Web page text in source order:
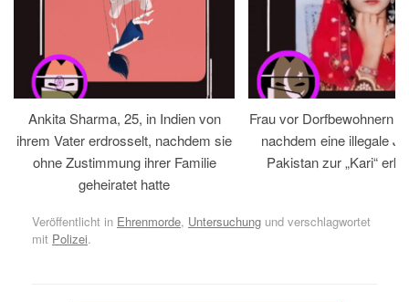
Ankita Sharma, 25, in Indien von
ihrem Vater erdrosselt, nachdem sie
ohne Zustimmung ihrer Familie
geheiratet hatte
Frau vor Dorfbewohnern
nachdem eine illegale
Pakistan zur „Kari“
Veröffentlicht in Ehrenmorde, Untersuchung und verschlagwortet
mit Polizei.